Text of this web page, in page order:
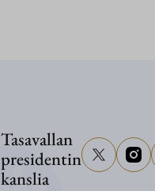
Tasavallan
presidentin
kanslia